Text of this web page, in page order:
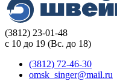
(3812) 23-01-48
с 10 до 19 (Вс. до 18)
(3812) 72-46-30
omsk_singer@mail.ru